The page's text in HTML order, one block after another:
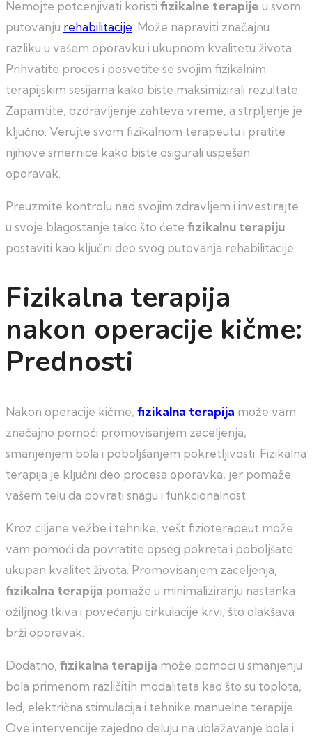
Nemojte potcenjivati koristi fizikalne terapije u svom
putovanju rehabilitacije . Može napraviti značajnu
razliku u vašem oporavku i ukupnom kvalitetu života.
Prihvatite proces i posvetite se svojim fizikalnim
terapijskim sesijama kako biste maksimizirali rezultate.
Zapamtite, ozdravljenje zahteva vreme, a strpljenje je
ključno. Verujte svom fizikalnom terapeutu i pratite
njihove smernice kako biste osigurali uspešan
oporavak.
Preuzmite kontrolu nad svojim zdravljem i investirajte
u svoje blagostanje tako što ćete fizikalnu terapiju
postaviti kao ključni deo svog putovanja rehabilitacije.
Fizikalna terapija
nakon operacije kičme:
Prednosti
Nakon operacije kičme, fizikalna terapija može vam
značajno pomoći promovisanjem zaceljenja,
smanjenjem bola i poboljšanjem pokretljivosti. Fizikalna
terapija je ključni deo procesa oporavka, jer pomaže
vašem telu da povrati snagu i funkcionalnost.
Kroz ciljane vežbe i tehnike, vešt fizioterapeut može
vam pomoći da povratite opseg pokreta i poboljšate
ukupan kvalitet života. Promovisanjem zaceljenja,
fizikalna terapija pomaže u minimaliziranju nastanka
ožiljnog tkiva i povećanju cirkulacije krvi, što olakšava
brži oporavak.
Dodatno, fizikalna terapija može pomoći u smanjenju
bola primenom različitih modaliteta kao što su toplota,
led, električna stimulacija i tehnike manuelne terapije.
Ove intervencije zajedno deluju na ublažavanje bola i